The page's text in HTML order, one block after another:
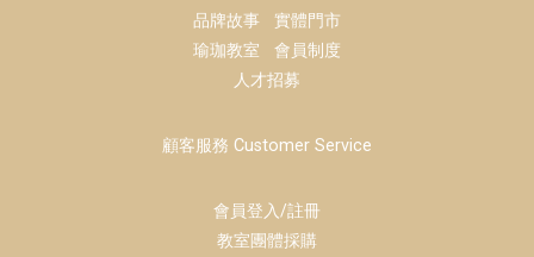
品牌故事 實體門市
瑜珈教室 會員制度
人才招募
顧客服務 Customer Service
會員登入/註冊
教室團體採購